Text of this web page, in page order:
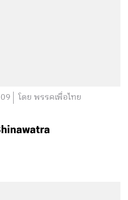
โดย พรรคเพื่อไทย